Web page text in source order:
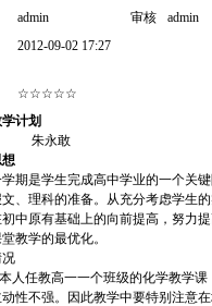
admin 审核
admin
2012-09-02 17:27
☆☆☆☆☆
计划
敢
期是学生完成高中学业的一个关
、理科的准备。从充分考虑学生
中原有基础上的向前提高，努力
教学的最优化。
任教高一一个班级的化学教学课
性不强。因此教学中要特别注意